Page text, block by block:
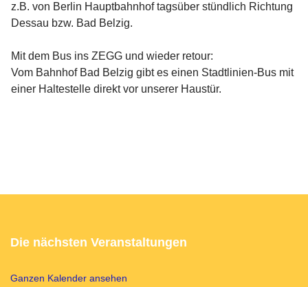
z.B. von Berlin Hauptbahnhof tagsüber stündlich Richtung
Dessau bzw. Bad Belzig.
Mit dem Bus ins ZEGG und wieder retour:
Vom Bahnhof Bad Belzig gibt es einen Stadtlinien-Bus mit
einer Haltestelle direkt vor unserer Haustür.
Die nächsten Veranstaltungen
Ganzen Kalender ansehen